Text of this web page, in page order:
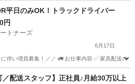
岐阜 各務原市 配送 給料
平日のみOK！トラックドライバー
円
トナーズ
6月17日
伴い増員募集！／／ 🚛 お仕事内容 ✅ 家具配送の
岐阜 各務原市 ドライバー
／配送スタッフ】正社員♪月給30万以上